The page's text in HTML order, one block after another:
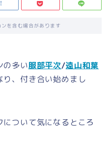
を含む場合があります
の多い服部平次/遠山和葉
、付き合い始めまし
ついて気になるところ